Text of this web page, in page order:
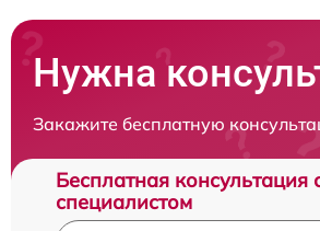
Нужна
Закажите бесплатную
Бесплатная консультация
специалистом